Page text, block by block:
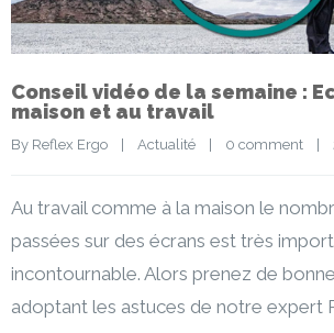
Conseil vidéo de la semaine :
maison et au travail
By Reflex Ergo Actualité 0 comment
Au travail comme à la maison le
passées sur des écrans est très
incontournable. Alors prenez de
adoptant les astuces de notre expert